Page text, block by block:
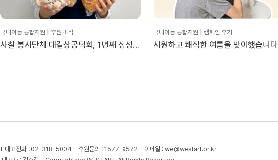
국내아동 통합지원 | 후원 소식
사찰 봉사단체 대길상공덕회, 1년째 정성을
국내아동 통합지원 | 캠페인 후기
시원하고 쾌적한 여름을 맞이했습니다
대표전화 : 02-318-5004 후원문의 : 1577-9572 이메일 : we@westart.or.kr